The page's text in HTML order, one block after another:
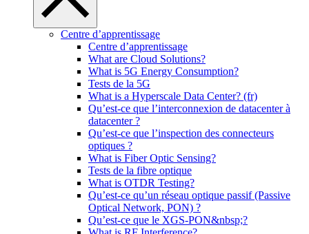
Centre d’apprentissage
Centre d’apprentissage
What are Cloud Solutions?
What is 5G Energy Consumption?
Tests de la 5G
What is a Hyperscale Data Center? (fr)
Qu’est-ce que l’interconnexion de datacenter à
datacenter ?
Qu’est-ce que l’inspection des connecteurs
optiques ?
What is Fiber Optic Sensing?
Tests de la fibre optique
What is OTDR Testing?
Qu’est-ce qu’un réseau optique passif (Passive
Optical Network, PON) ?
Qu’est-ce que le XGS-PON&nbsp;?